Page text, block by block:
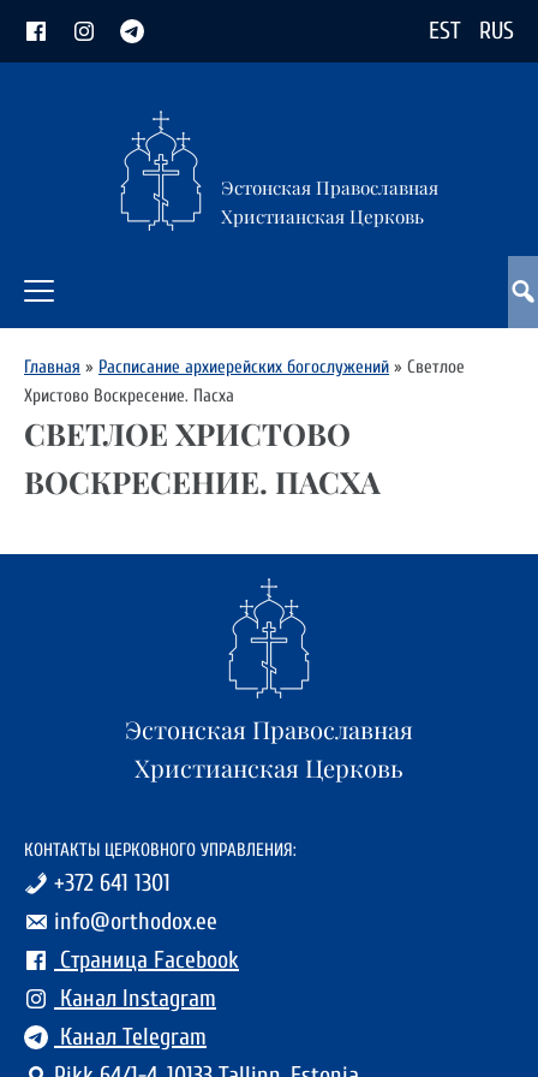
EST RUS
Эстонская Православная
Христианская Церковь
Главная » Расписание архиерейских богослужений » Светлое
Христово Воскресение. Пасха
СВЕТЛОЕ ХРИСТОВО
ВОСКРЕСЕНИЕ. ПАСХА
Эстонская Православная
Христианская Церковь
КОНТАКТЫ ЦЕРКОВНОГО УПРАВЛЕНИЯ:
+372 641 1301
info@orthodox.ee
Страница Facebook
Канал Instagram
Канал Telegram